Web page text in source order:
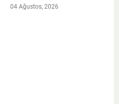
04 Ağustos, 2026